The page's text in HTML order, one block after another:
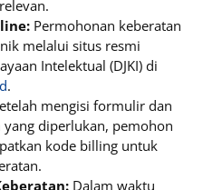
Permohonan keberatan
melalui situs resmi
Intelektual (DJKI) di
.
mengisi formulir dan
diperlukan, pemohon
kode billing untuk
Dalam waktu